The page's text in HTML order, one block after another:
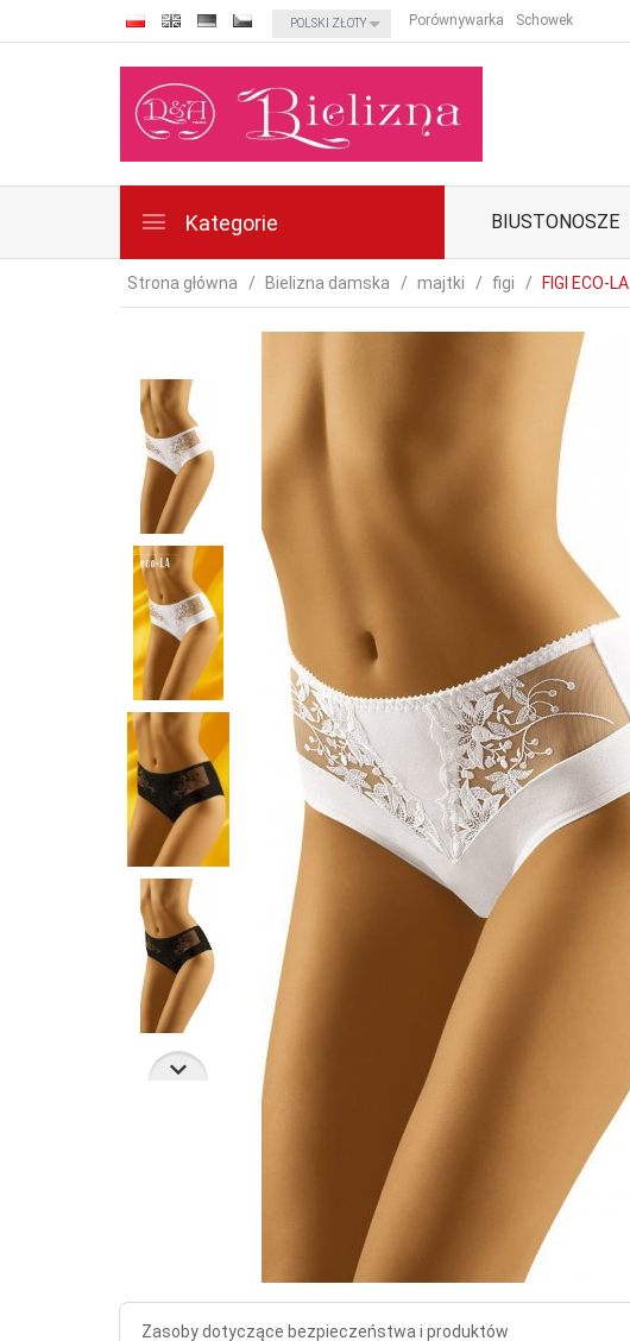
currency_h
POLSKI ZŁOTY Porównywarka Schowek
Kategorie BIUSTONOSZE
Strona główna Bielizna damska majtki figi FIGI ECO-LA
Zasoby dotyczące bezpieczeństwa i produktów